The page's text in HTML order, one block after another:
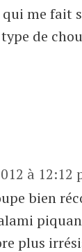
me fait
de
à 12:12
bien
plus